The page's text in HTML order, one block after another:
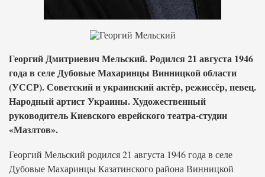
Георгий Дмитриевич Мельский. Родился 21 августа 1946
года в селе Дубовые Махаринцы Винницкой области
(УССР). Советский и украинский актёр, режиссёр, певец.
Народный артист Украины. Художественный
руководитель Киевского еврейского театра-студии
«Мазлтов».
Георгий Мельский родился 21 августа 1946 года в селе
Дубовые Махаринцы Казатинского района Винницкой